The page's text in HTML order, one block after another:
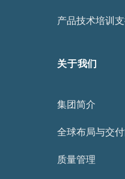
产品技术培训
关于我们
集团简介
全球布局与交
质量管理